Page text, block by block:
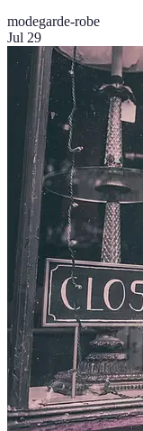
modegarde-robe
Jul 29